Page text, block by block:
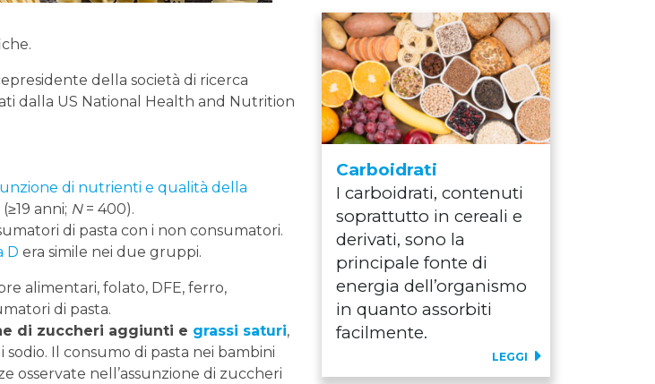
della società di ricerca
dalla US National Health and Nutrition
di nutrienti e qualità della
anni; N= 400).
di pasta con i non consumatori.
D era simile nei due gruppi.
alimentari, folato, DFE, ferro,
di pasta.
di zuccheri aggiunti e grassi saturi,
Il consumo di pasta nei bambini
osservate nell’assunzione di zuccheri
Carboidrati
I carboidrati, contenuti
soprattutto in cereali e
derivati, sono la
principale fonte di
energia dell’organismo
in quanto assorbiti
facilmente.
LEGGI